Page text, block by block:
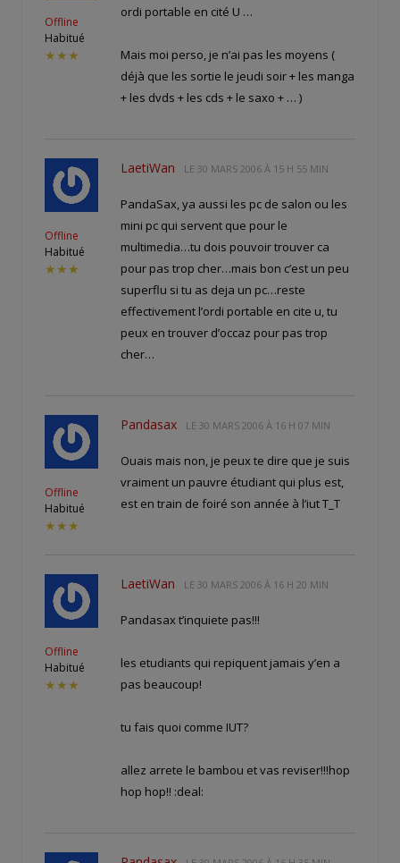
Offline
Habitué
★★★
ordi portable en cité U …
Mais moi perso, je n’ai pas les moyens (
déjà que les sortie le jeudi soir + les manga
+ les dvds + les cds + le saxo + … )
Offline
Habitué
★★★
LaetiWan LE 30 MARS 2006 À 15 H 55 MIN
PandaSax, ya aussi les pc de salon ou les
mini pc qui servent que pour le
multimedia…tu dois pouvoir trouver ca
pour pas trop cher…mais bon c’est un peu
superflu si tu as deja un pc…reste
effectivement l’ordi portable en cite u, tu
peux en trouver d’occaz pour pas trop
cher…
Offline
Habitué
★★★
Pandasax LE 30 MARS 2006 À 16 H 07 MIN
Ouais mais non, je peux te dire que je suis
vraiment un pauvre étudiant qui plus est,
est en train de foiré son année à l’iut T_T
Offline
Habitué
★★★
LaetiWan LE 30 MARS 2006 À 16 H 20 MIN
Pandasax t’inquiete pas!!!
les etudiants qui repiquent jamais y’en a
pas beaucoup!
tu fais quoi comme IUT?
allez arrete le bambou et vas reviser!!!hop
hop hop!! :deal: